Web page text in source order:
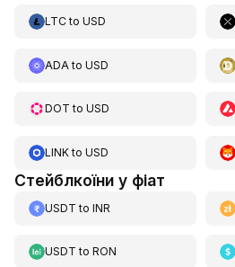
LTCto USD
ADA to USD
DOT to USD
LINKto USD
Стейблкоїни у фіат
USDT to INR
USDT to RON